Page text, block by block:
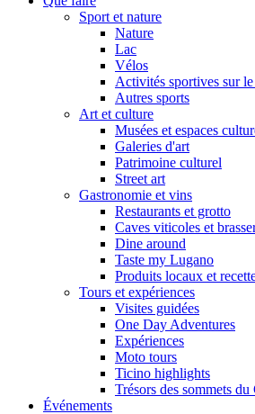
Sport et nature
Nature
Lac
Vélos
Activités sportives sur
Autres sports
Art et culture
Musées et espaces
Galeries d'art
Patrimoine culturel
Street art
Gastronomie et vins
Restaurants et grotto
Caves viticoles et
Dine around
Taste my Lugano
Produits locaux et
Tours et expériences
Visites guidées
One Day Adventures
Expériences
Moto tours
Ticino highlights
Trésors des sommets du
Événements